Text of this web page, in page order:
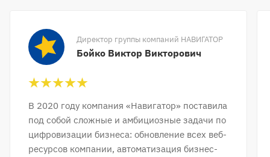
Директор группы компаний НАВИГАТОР
Бойко Виктор Викторович
В 2020 году компания «Навигатор» поставила
под собой сложные и амбициозные задачи по
цифровизации бизнеса: обновление всех веб-
ресурсов компании, автоматизация бизнес-